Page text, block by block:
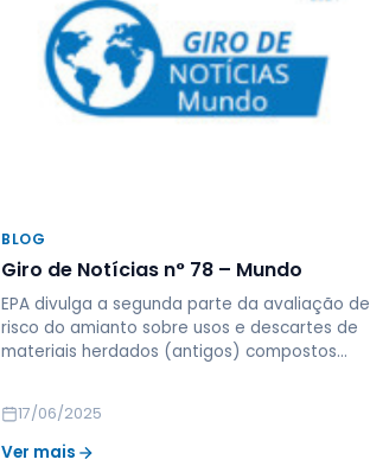
BLOG
Giro de Notícias n° 78 – Mundo
EPA divulga a segunda parte da avaliação de
risco do amianto sobre usos e descartes de
materiais herdados (antigos) compostos…
17/06/2025
Ver mais